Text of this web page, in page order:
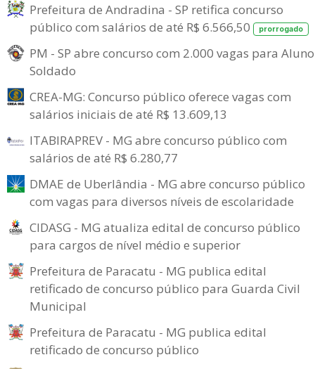
Prefeitura de Andradina - SP retifica concurso
público com salários de até R$ 6.566,50
prorrogado
PM - SP abre concurso com 2.000 vagas para
Soldado
CREA-MG: Concurso público oferece vagas com
salários iniciais de até R$ 13.609,13
ITABIRAPREV - MG abre concurso público com
salários de até R$ 6.280,77
DMAE de Uberlândia - MG abre concurso público
com vagas para diversos níveis de escolaridade
CIDASG - MG atualiza edital de concurso público
para cargos de nível médio e superior
Prefeitura de Paracatu - MG publica edital
retificado de concurso público para Guarda Civil
Municipal
Prefeitura de Paracatu - MG publica edital
retificado de concurso público